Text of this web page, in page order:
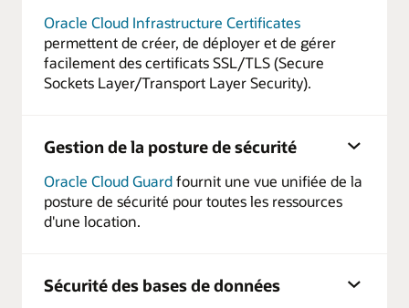
Oracle Cloud Infrastructure Certificates
permettent de créer, de déployer et de gérer
facilement des certificats SSL/TLS (Secure
Sockets Layer/Transport Layer Security).
Gestion de la posture de sécurité
Oracle Cloud Guardfournit une vue unifiée de la
posture de sécurité pour toutes les ressources
d'une location.
Sécurité des bases de données